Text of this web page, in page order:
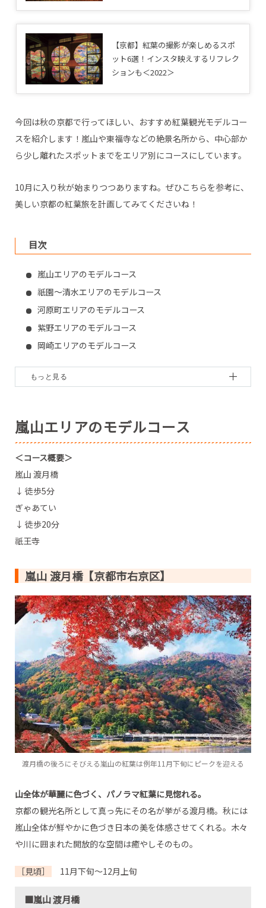
【京都】紅葉の撮影が楽しめるスポ
ット6選！インスタ映えするリフレク
ションも＜2022＞
今回は秋の京都で行ってほしい、おすすめ紅葉観光モデルコー
スを紹介します！嵐山や東福寺などの絶景名所から、中心部か
ら少し離れたスポットまでをエリア別にコースにしています。
10月に入り秋が始まりつつありますね。ぜひこちらを参考に、
美しい京都の紅葉旅を計画してみてくださいね！
目次
嵐山エリアのモデルコース
祇園～清水エリアのモデルコース
河原町エリアのモデルコース
紫野エリアのモデルコース
岡崎エリアのモデルコース
花園エリア
嵐山エリアのモデルコース
＜コース概要＞
嵐山 渡月橋
↓ 徒歩5分
ぎゃあてい
↓ 徒歩20分
祇王寺
嵐山 渡月橋【京都市右京区】
渡月橋の後ろにそびえる嵐山の紅葉は例年11月下旬にピークを迎える
山全体が華麗に色づく、パノラマ紅葉に見惚れる。
京都の観光名所として真っ先にその名が挙がる渡月橋。秋には
嵐山全体が鮮やかに色づき日本の美を体感させてくれる。木々
や川に囲まれた開放的な空間は癒やしそのもの。
［見頃］ 11月下旬～12月上旬
■嵐山 渡月橋